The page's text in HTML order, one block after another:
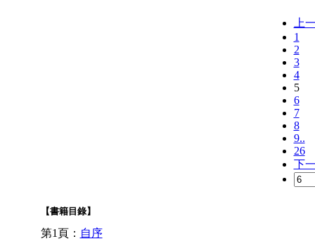
上
1
2
3
4
5
6
7
8
9..
26
下
【書籍目錄】
第1頁： 自序